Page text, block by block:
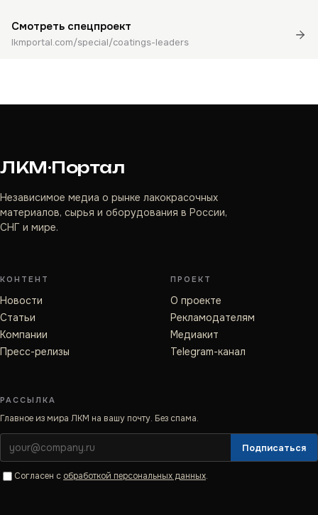
Смотреть спецпроект
lkmportal.com/special/coatings-leaders
ЛКМ·Портал
Независимое медиа о рынке лакокрасочных
материалов, сырья и оборудования в России,
СНГ и мире.
КОНТЕНТ
Новости
Статьи
Компании
Пресс-релизы
ПРОЕКТ
О проекте
Рекламодателям
Медиакит
Telegram-канал
РАССЫЛКА
Главное из мира ЛКМ на вашу почту. Без спама.
Подписаться
Согласен с обработкой персональных данных.